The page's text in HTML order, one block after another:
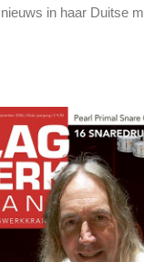
nieuws in haar Duitse m